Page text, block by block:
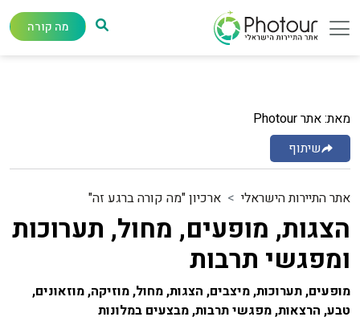
מה קורה
מאת: אתר Photour
שיתוף
אתר התיירות הישראלי ארכיון "מה קורה ברגע זה"
הצגות, מופעים, מחול, תערוכות
ומפגשי תרבות
מופעים, תערוכות, מיצבים, הצגות, מחול, מוזיקה, מוזאונים,
טבע, הרצאות, מפגשי תרבות, מבצעים במלונות